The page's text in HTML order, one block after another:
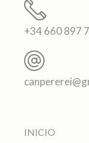
+34 660 897
INICIO